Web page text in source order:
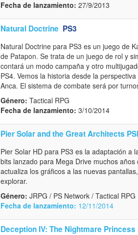
Fecha de lanzamiento: 27/9/2013
Natural Doctrine PS3
Natural Doctrine para PS3 es un juego de
de Patapon. Se trata de un juego de rol y
contará un modo campaña y otro
PS4. Vemos la historia desde la
Anca. El sistema de combate será por
Género: Tactical RPG
Fecha de lanzamiento: 3/10/2014
Pier Solar and the Great Architects
Pier Solar HD para PS3 es la adaptación a
bits lanzado para Mega Drive muchos
actualiza los gráficos a las nuevas
explorar.
Género: JRPG / PS Network / Tactical RPG
Fecha de lanzamiento: 12/11/2014
Deception IV: The Nightmare Princess